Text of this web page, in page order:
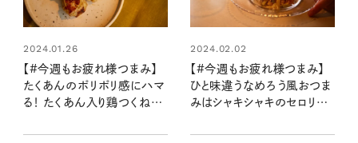
2024.01.26
【#今週もお疲れ様つまみ】
たくあんのポリポリ感にハマ
る！ たくあん入り鶏つくね（レ
2024.02.02
【#今週もお疲れ様つまみ】
ひと味違うなめろう風おつま
みはシャキシャキのセロリが
和え（レシピ・長谷川あかりさ